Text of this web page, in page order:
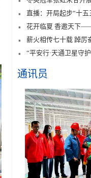
直播：开局起步“十
花开临夏 香邀天下
薪火相传七十载 踔
“平安行·天通卫星守
通讯员